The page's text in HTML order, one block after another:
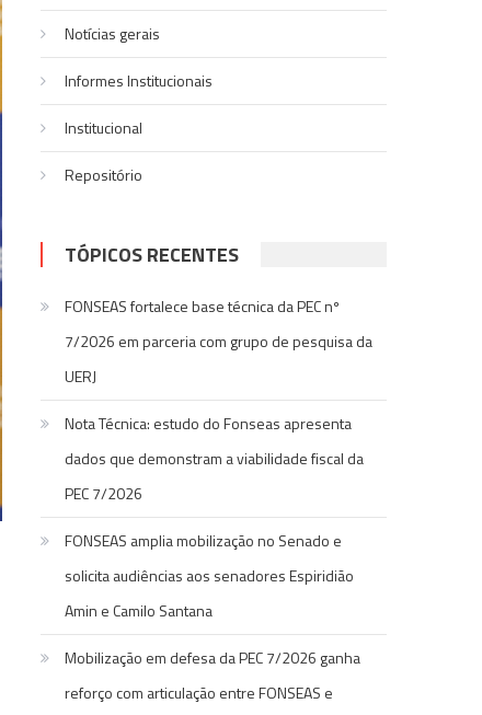
Notí­cias gerais
Informes Institucionais
Institucional
Repositório
TÓPICOS RECENTES
FONSEAS fortalece base técnica da PEC nº
7/2026 em parceria com grupo de pesquisa da
UERJ
Nota Técnica: estudo do Fonseas apresenta
dados que demonstram a viabilidade fiscal da
PEC 7/2026
FONSEAS amplia mobilização no Senado e
solicita audiências aos senadores Espiridião
Amin e Camilo Santana
Mobilização em defesa da PEC 7/2026 ganha
reforço com articulação entre FONSEAS e